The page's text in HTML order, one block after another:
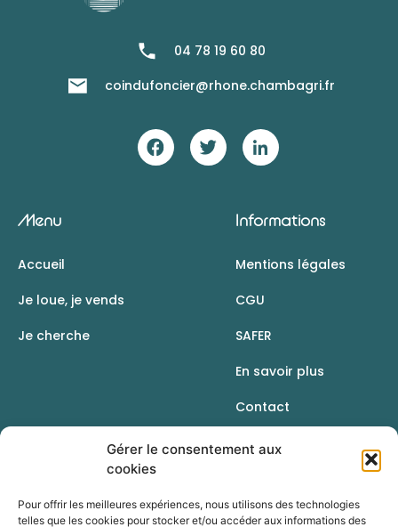
Gérer le consentement aux
cookies
Pour offrir les meilleures expériences, nous utilisons des technologies
telles que les cookies pour stocker et/ou accéder aux informations des
04 78 19 60 80
coindufoncier@rhone.chambagri.fr
Menu
Accueil
Je loue, je vends
Je cherche
Informations
Mentions légales
CGU
SAFER
En savoir plus
Contact